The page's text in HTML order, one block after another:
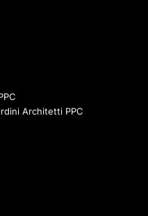
Architetti PPC